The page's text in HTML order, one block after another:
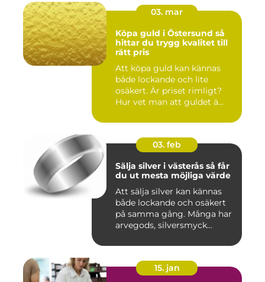
03. mar
Köpa guld i Östersund så
hittar du trygg kvalitet till
rätt pris
Att köpa guld kan kännas
både lockande och lite
osäkert. Är priset rimligt?
Hur vet man att guldet ä...
03. feb
Sälja silver i västerås så får
du ut mesta möjliga värde
Att sälja silver kan kännas
både lockande och osäkert
på samma gång. Många har
arvegods, silversmyck...
15. jan